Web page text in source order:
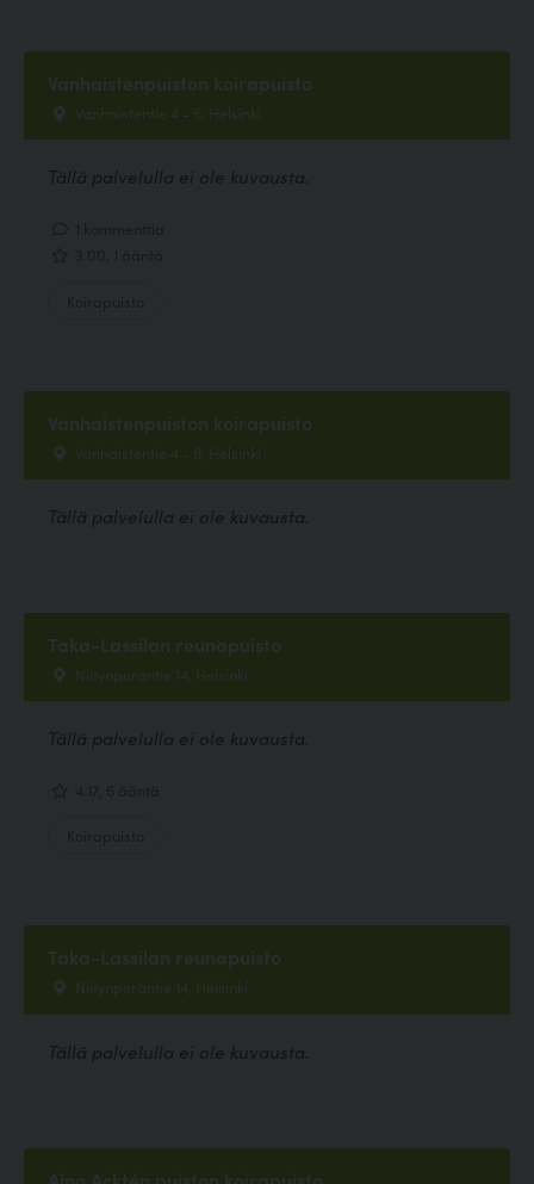
Vanhaistenpuiston koirapuisto
Vanhaistentie 4 - 6, Helsinki
Tällä palvelulla ei ole kuvausta.
Vanhaistenpuiston koirapuisto
Vanhaistentie 4 - 6, Helsinki
Tällä palvelulla ei ole kuvausta.
Taka-Lassilan reunapuisto
Niitynperäntie 14, Helsinki
Tällä palvelulla ei ole kuvausta.
Taka-Lassilan reunapuisto
Niitynperäntie 14, Helsinki
Tällä palvelulla ei ole kuvausta.
Aino Acktén puiston koirapuisto